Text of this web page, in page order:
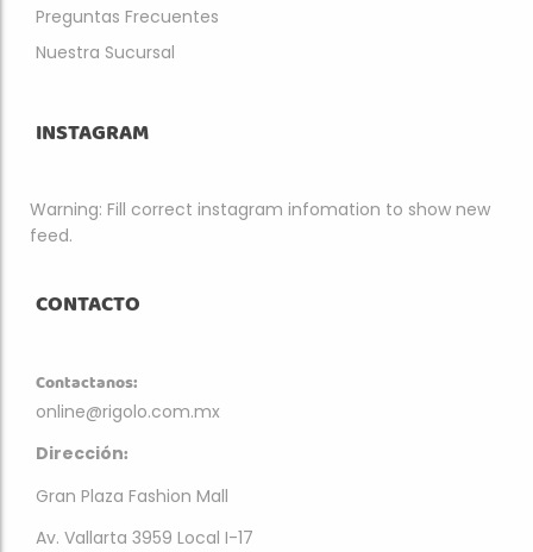
Preguntas Frecuentes
Nuestra Sucursal
INSTAGRAM
Warning: Fill correct instagram infomation to show new
feed.
CONTACTO
Contactanos:
online@rigolo.com.mx
Dirección:
Gran Plaza Fashion Mall
Av. Vallarta 3959 Local I-17